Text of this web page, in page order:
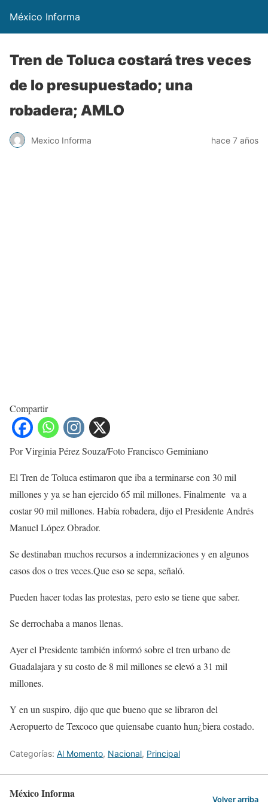
México Informa
Tren de Toluca costará tres veces
de lo presupuestado; una
robadera; AMLO
Mexico Informa hace 7 años
Compartir
Por Virginia Pérez Souza/Foto Francisco Geminiano
El Tren de Toluca estimaron que iba a terminarse con 30 mil
millones y ya se han ejercido 65 mil millones. Finalmente va a
costar 90 mil millones. Había robadera, dijo el Presidente Andrés
Manuel López Obrador.
Se destinaban muchos recursos a indemnizaciones y en algunos
casos dos o tres veces.Que eso se sepa, señaló.
Pueden hacer todas las protestas, pero esto se tiene que saber.
Se derrochaba a manos llenas.
Ayer el Presidente también informó sobre el tren urbano de
Guadalajara y su costo de 8 mil millones se elevó a 31 mil
millones.
Y en un suspiro, dijo que que bueno que se libraron del
Aeropuerto de Texcoco que quiensabe cuanto hun¿biera costado.
Categorías: Al Momento, Nacional, Principal
México Informa Volver arriba